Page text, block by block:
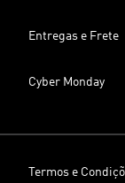
Entregas e Frete
Cyber Monday
Termos e